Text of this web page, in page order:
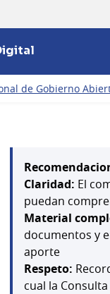
de Gobierno
Claridad: El
puedan
Material
documentos y
aporte
Respeto:
cual la